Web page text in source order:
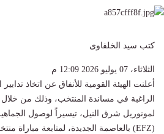
كتب سيد الخلفاوى
الثلاثاء، 07 يوليو 2026 12:09 م
أعلنت الهيئة القومية للأنفاق عن اتخاذ تدابير
الراغبة في مساندة المنتخب، وذلك من
لمونوريل شرق النيل، تيسيراً لوصول
(EFZ) بالعاصمة الجديدة، لمتابعة مباراة منتخب